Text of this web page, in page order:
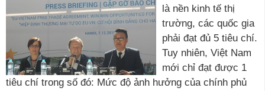
là nền kinh tế thị
trường, các quốc gia
phải đạt đủ 5 tiêu chí.
Tuy nhiên, Việt Nam
mới chỉ đạt được 1
tiêu chí trong số đó: Mức độ ảnh hưởng của chính phủ